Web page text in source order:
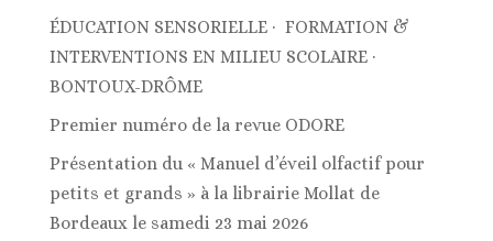
ÉDUCATION SENSORIELLE · FORMATION &
INTERVENTIONS EN MILIEU SCOLAIRE ·
BONTOUX-DRÔME
Premier numéro de la revue ODORE
Présentation du « Manuel d’éveil olfactif pour
petits et grands » à la librairie Mollat de
Bordeaux le samedi 23 mai 2026